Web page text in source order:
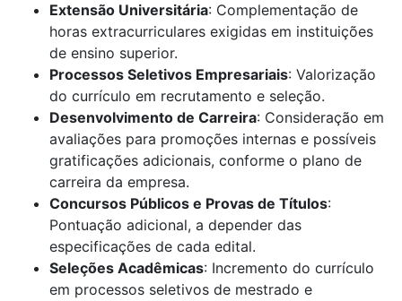
Extensão Universitária: Complementação de
horas extracurriculares exigidas em instituições
de ensino superior.
Processos Seletivos Empresariais: Valorização
do currículo em recrutamento e seleção.
Desenvolvimento de Carreira: Consideração em
avaliações para promoções internas e possíveis
gratificações adicionais, conforme o plano de
carreira da empresa.
Concursos Públicos e Provas de Títulos:
Pontuação adicional, a depender das
especificações de cada edital.
Seleções Acadêmicas: Incremento do currículo
em processos seletivos de mestrado e